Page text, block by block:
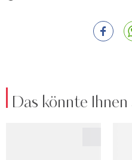
Das könnte